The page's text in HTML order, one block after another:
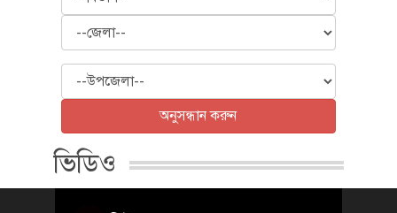
জেলা
উপজেলা
অনুসন্ধান করুন
ভিডিও